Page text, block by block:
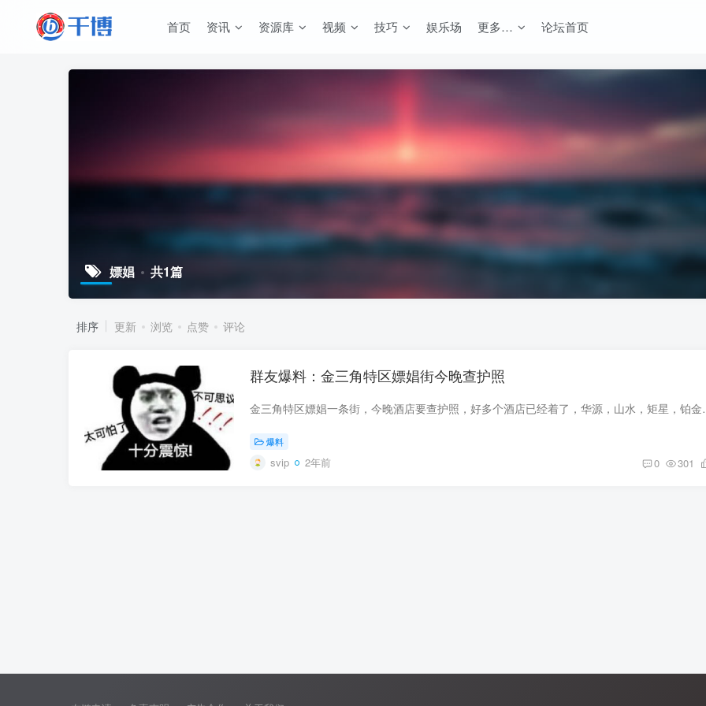
首页 资讯 资源库 视频 技巧 娱乐场 更多… 论坛首页
嫖娼 共1篇
排序 更新 浏览 点赞 评论
群友爆料：金三角特区嫖娼街今晚查护照
金三角特区嫖娼一条街，今晚酒店要
爆料
svip 2年前 0 301